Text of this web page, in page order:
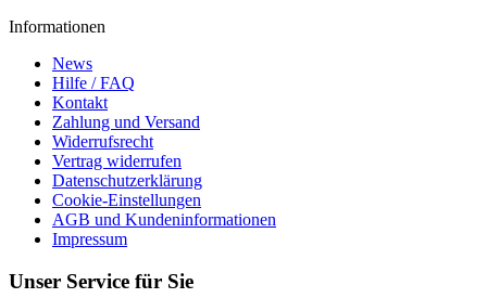
Informationen
News
Hilfe / FAQ
Kontakt
Zahlung und Versand
Widerrufsrecht
Vertrag widerrufen
Datenschutzerklärung
Cookie-Einstellungen
AGB und Kundeninformationen
Impressum
Unser Service für Sie